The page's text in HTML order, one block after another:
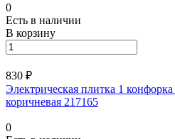
0
Есть в наличии
В корзину
830 ₽
Электрическая плитка 1
коричневая 217165
0